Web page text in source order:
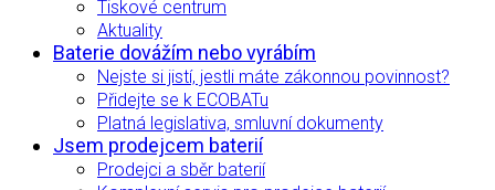
Tiskové centrum
Aktuality
Baterie dovážím nebo vyrábím
Nejste si jistí, jestli máte zákonnou povinnost?
Přidejte se k ECOBATu
Platná legislativa, smluvní dokumenty
Jsem prodejcem baterií
Prodejci a sběr baterií